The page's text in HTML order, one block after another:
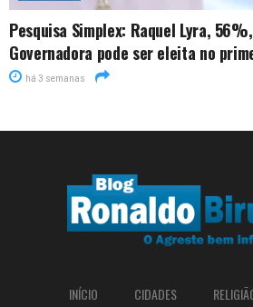
Pesquisa Simplex: Raquel Lyra,
Governadora pode ser eleita no
há 3 semanas
INÍCIO CIDADES